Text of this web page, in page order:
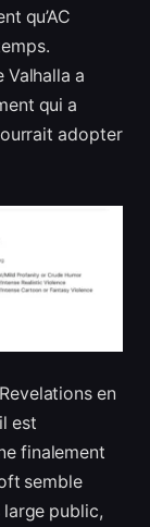
qu’AC
a
qui a
adopter
en
est
finalement
semble
large public,